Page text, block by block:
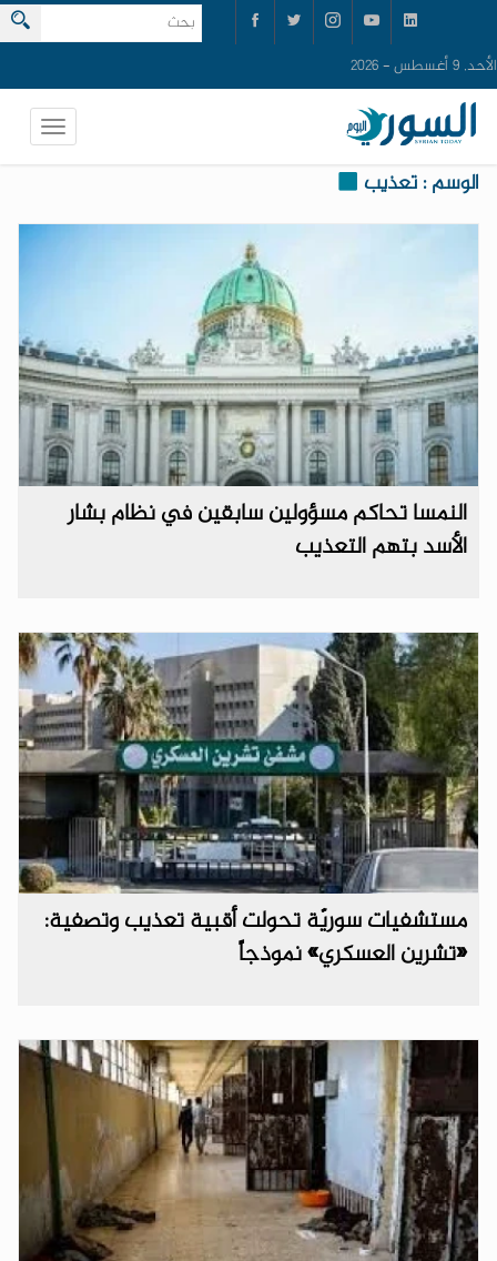
الأحد, 9 أغسطس - 2026
الوسم : تعذيب
النمسا تحاكم مسؤولين سابقين في نظام بشار
الأسد بتهم التعذيب
مستشفيات سوريّة تحولت أقبية تعذيب وتصفية:
«تشرين العسكري» نموذجاً